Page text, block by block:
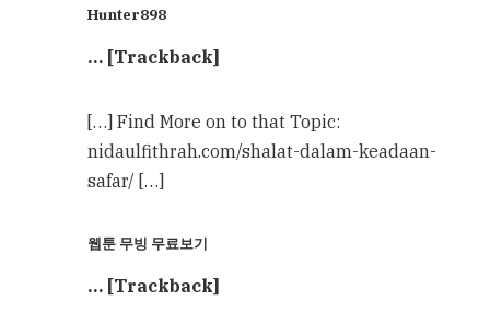
Hunter898
… [Trackback]
[…] Find More on to that Topic:
nidaulfithrah.com/shalat-dalam-keadaan-
safar/ […]
웹툰 무빙 무료보기
… [Trackback]